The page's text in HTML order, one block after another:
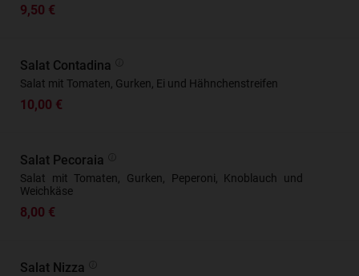
9,50 €
Salat Contadina
Salat mit Tomaten, Gurken, Ei und Hähnchenstreifen
10,00 €
Salat Pecoraia
Salat mit Tomaten, Gurken, Peperoni, Knoblauch und
Weichkäse
8,00 €
Salat Nizza